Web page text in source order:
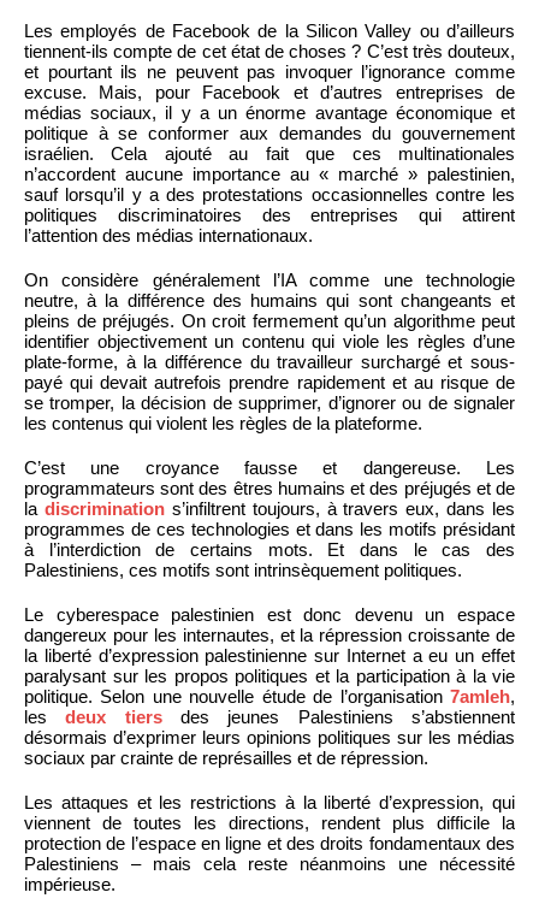
Les employés de Facebook de la Silicon Valley ou d’ailleurs
tiennent-ils compte de cet état de choses ? C’est très douteux,
et pourtant ils ne peuvent pas invoquer l’ignorance comme
excuse. Mais, pour Facebook et d’autres entreprises de
médias sociaux, il y a un énorme avantage économique et
politique à se conformer aux demandes du gouvernement
israélien. Cela ajouté au fait que ces multinationales
n’accordent aucune importance au « marché » palestinien,
sauf lorsqu’il y a des protestations occasionnelles contre les
politiques discriminatoires des entreprises qui attirent
l’attention des médias internationaux.
On considère généralement l’IA comme une technologie
neutre, à la différence des humains qui sont changeants et
pleins de préjugés. On croit fermement qu’un algorithme peut
identifier objectivement un contenu qui viole les règles d’une
plate-forme, à la différence du travailleur surchargé et sous-
payé qui devait autrefois prendre rapidement et au risque de
se tromper, la décision de supprimer, d’ignorer ou de signaler
les contenus qui violent les règles de la plateforme.
C’est une croyance fausse et dangereuse. Les
programmateurs sont des êtres humains et des préjugés et de
la discriminations’infiltrent toujours, à travers eux, dans les
programmes de ces technologies et dans les motifs présidant
à l’interdiction de certains mots. Et dans le cas des
Palestiniens, ces motifs sont intrinsèquement politiques.
Le cyberespace palestinien est donc devenu un espace
dangereux pour les internautes, et la répression croissante de
la liberté d’expression palestinienne sur Internet a eu un effet
paralysant sur les propos politiques et la participation à la vie
politique. Selon une nouvelle étude de l’organisation 7amleh,
lesdeux tiersdes jeunes Palestiniens s’abstiennent
désormais d’exprimer leurs opinions politiques sur les médias
sociaux par crainte de représailles et de répression.
Les attaques et les restrictions à la liberté d’expression, qui
viennent de toutes les directions, rendent plus difficile la
protection de l’espace en ligne et des droits fondamentaux des
Palestiniens – mais cela reste néanmoins une nécessité
impérieuse.